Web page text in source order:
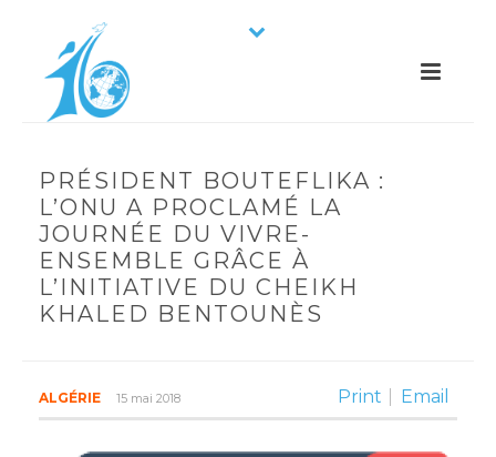
PRÉSIDENT BOUTEFLIKA :
L’ONU A PROCLAMÉ LA
JOURNÉE DU VIVRE-
ENSEMBLE GRÂCE À
L’INITIATIVE DU CHEIKH
KHALED BENTOUNÈS
Print Email
ALGÉRIE 15 mai 2018